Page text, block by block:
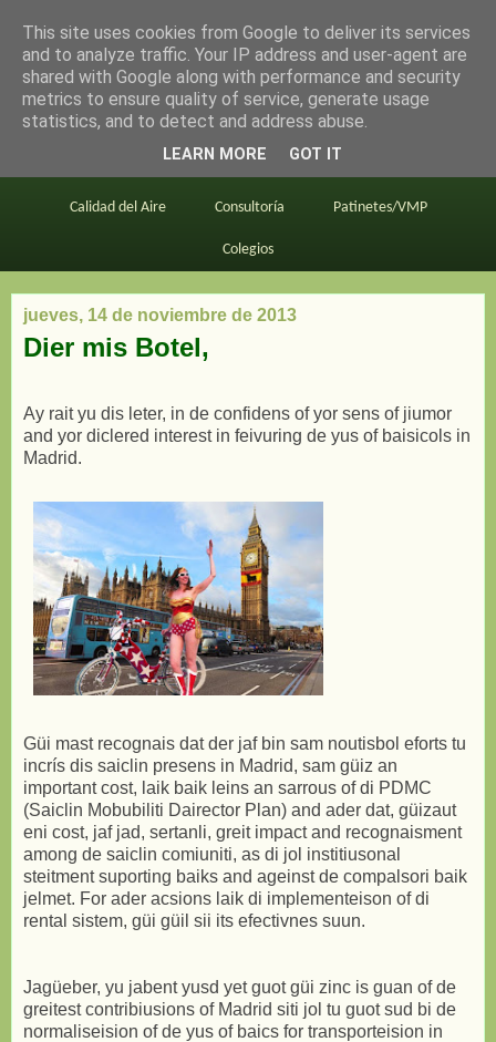
en bici por madrid
Este blog BiciMAD Primeros consejos
Calidad del Aire Consultoría Patinetes/VMP
Colegios
jueves, 14 de noviembre de 2013
Dier mis Botel,
Ay rait yu dis leter, in de confidens of yor sens of jiumor
and yor diclered interest in feivuring de yus of baisicols in
Madrid.
Güi mast recognais dat der jaf bin sam noutisbol eforts tu
incrís dis saiclin presens in Madrid, sam güiz an
important cost, laik baik leins an sarrous of di PDMC
(Saiclin Mobubiliti Dairector Plan) and ader dat, güizaut
eni cost, jaf jad, sertanli, greit impact and recognaisment
among de saiclin comiuniti, as di jol institiusonal
steitment suporting baiks and ageinst de compalsori baik
jelmet. For ader acsions laik di implementeison of di
rental sistem, güi güil sii its efectivnes suun.
Jagüeber, yu jabent yusd yet guot güi zinc is guan of de
greitest contribiusions of Madrid siti jol tu guot sud bi de
normaliseision of de yus of baics for transporteision in
This site uses cookies from Google to deliver its services
and to analyze traffic. Your IP address and user-agent are
shared with Google along with performance and security
metrics to ensure quality of service, generate usage
statistics, and to detect and address abuse.
LEARN MORE GOT IT